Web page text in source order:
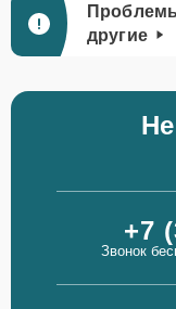
другие
+7
Звонок